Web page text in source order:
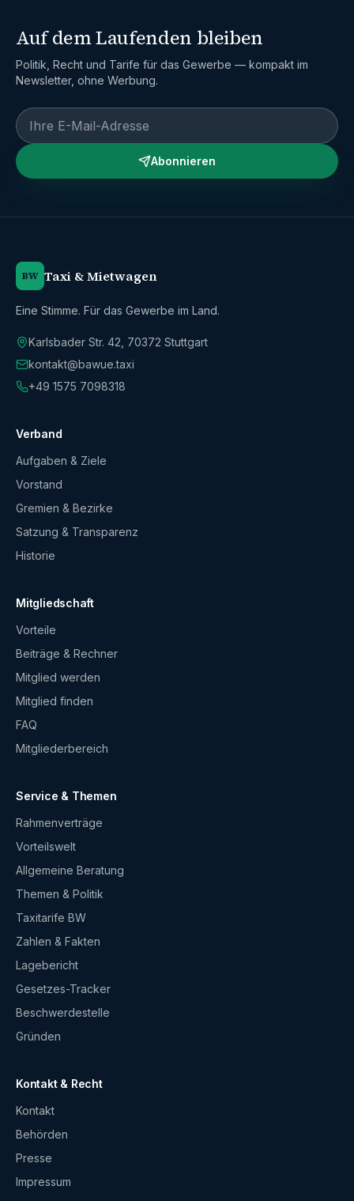
Auf dem Laufenden bleiben
Politik, Recht und Tarife für das Gewerbe — kompakt im
Newsletter, ohne Werbung.
E-Mail-Adresse
Abonnieren
BW Taxi & Mietwagen
Eine Stimme. Für das Gewerbe im Land.
Karlsbader Str. 42 70372 Stuttgart
kontakt@bawue.taxi
+49 1575 7098318
Verband
Aufgaben & Ziele
Vorstand
Gremien & Bezirke
Satzung & Transparenz
Historie
Mitgliedschaft
Vorteile
Beiträge & Rechner
Mitglied werden
Mitglied finden
FAQ
Mitgliederbereich
Service & Themen
Rahmenverträge
Vorteilswelt
Allgemeine Beratung
Themen & Politik
Taxitarife BW
Zahlen & Fakten
Lagebericht
Gesetzes-Tracker
Beschwerdestelle
Gründen
Kontakt & Recht
Kontakt
Behörden
Presse
Impressum